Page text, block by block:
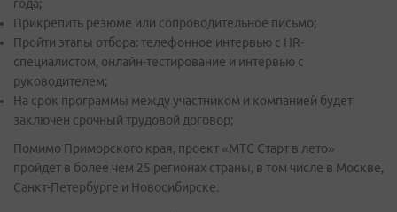
года;
Прикрепить резюме или сопроводительное письмо;
Пройти этапы отбора: телефонное интервью с HR-
специалистом, онлайн-тестирование и интервью с
руководителем;
На срок программы между участником и компанией будет
заключен срочный трудовой договор;
Помимо Приморского края, проект «МТС Старт в лето»
пройдет в более чем 25 регионах страны, в том числе в Москве,
Санкт-Петербурге и Новосибирске.